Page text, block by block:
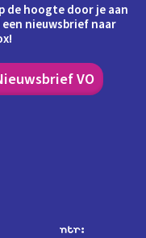
de hoogte door je aan
nieuwsbrief naar
VO